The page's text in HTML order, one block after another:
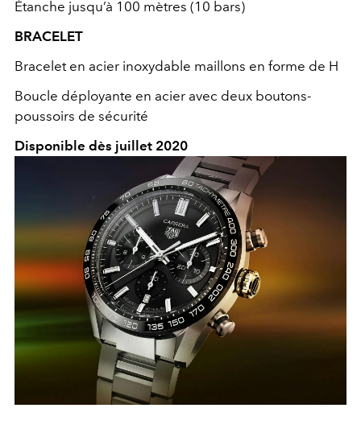
Étanche jusqu’à 100 mètres (10 bars)
BRACELET
Bracelet en acier inoxydable maillons en forme de H
Boucle déployante en acier avec deux boutons-
poussoirs de sécurité
Disponible dès juillet 2020